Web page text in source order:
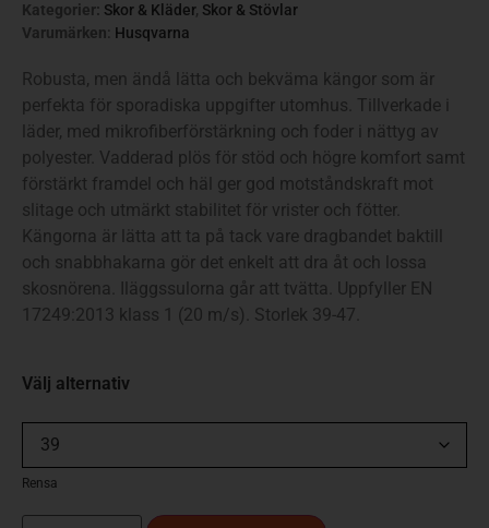
Kategorier: Skor & Kläder, Skor & Stövlar
Varumärken Husqvarna
Robusta, men ändå lätta och bekväma kängor som är
perfekta för sporadiska uppgifter utomhus. Tillverkade i
läder, med mikrofiberförstärkning och foder i nättyg av
polyester. Vadderad plös för stöd och högre komfort samt
förstärkt framdel och häl ger god motståndskraft mot
slitage och utmärkt stabilitet för vrister och fötter.
Kängorna är lätta att ta på tack vare dragbandet baktill
och snabbhakarna gör det enkelt att dra åt och lossa
skosnörena. Iläggssulorna går att tvätta. Uppfyller EN
17249:2013 klass 1 (20 m/s). Storlek 39-47.
Välj alternativ
Rensa